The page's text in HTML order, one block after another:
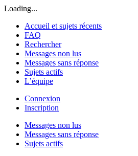
Loading...
Accueil et sujets récents
FAQ
Rechercher
Messages non lus
Messages sans réponse
Sujets actifs
L’équipe
Connexion
Inscription
Messages non lus
Messages sans réponse
Sujets actifs